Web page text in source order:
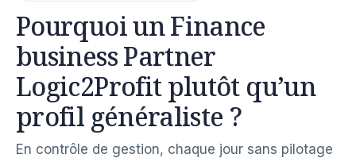
Pourquoi un Finance
business Partner
Logic2Profit plutôt qu’un
profil généraliste ?
En contrôle de gestion, chaque jour sans pilotage